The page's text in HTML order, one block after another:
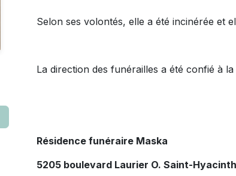
Selon ses volontés, elle a été incinérée et
La direction des funérailles a été confié à la
Résidence funéraire Maska
5205 boulevard Laurier O. Saint-